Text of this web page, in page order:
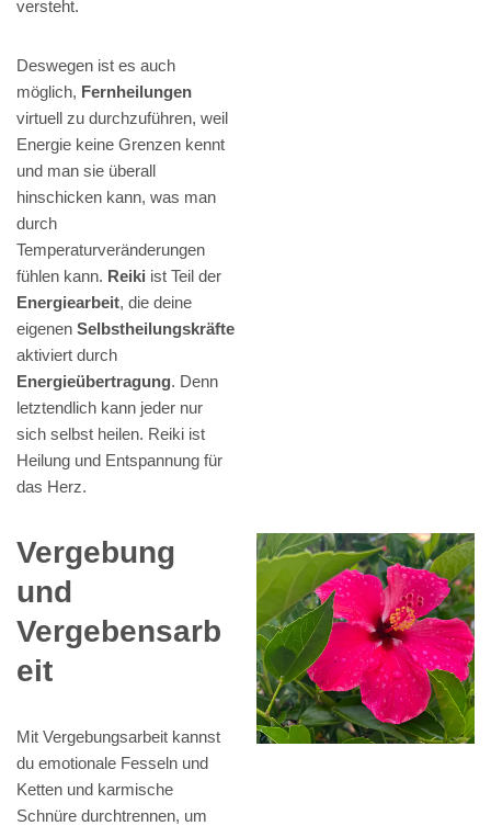
versteht.
Deswegen ist es auch
möglich, Fernheilungen
virtuell zu durchzuführen, weil
Energie keine Grenzen kennt
und man sie überall
hinschicken kann, was man
durch
Temperaturveränderungen
fühlen kann. Reiki ist Teil der
Energiearbeit, die deine
eigenen Selbstheilungskräfte
aktiviert durch
Energieübertragung. Denn
letztendlich kann jeder nur
sich selbst heilen. Reiki ist
Heilung und Entspannung für
das Herz.
Vergebung
und
Vergebensarb
eit
Mit Vergebungsarbeit kannst
du emotionale Fesseln und
Ketten und karmische
Schnüre durchtrennen, um